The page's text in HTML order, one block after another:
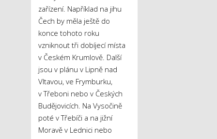
zařízení. Například na jihu
Čech by měla ještě do
konce tohoto roku
vzniknout tři dobíjecí místa
v Českém Krumlově. Další
jsou v plánu v Lipně nad
Vltavou, ve Frymburku,
v Třeboni nebo v Českých
Budějovicích. Na Vysočině
poté v Třebíči a na jižní
Moravě v Lednici nebo